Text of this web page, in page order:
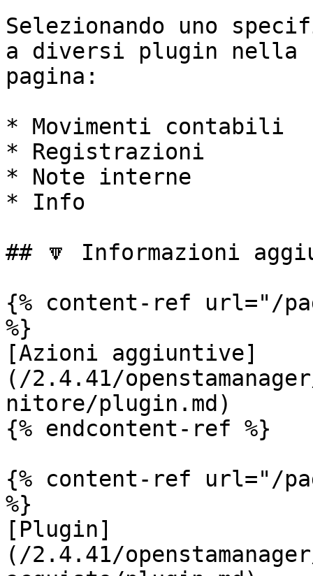
Selezionando uno
a diversi plugin nella
pagina:
* Movimenti contabili
* Registrazioni
* Note interne
* Info
## 🔽 Informazioni
{% content-ref url="/
%}
[Azioni aggiuntive]
(/2.4.41/
nitore/plugin.md)
{% endcontent-ref %}
{% content-ref url="/
%}
[Plugin]
(/2.4.41/